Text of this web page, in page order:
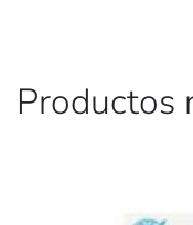
Productos